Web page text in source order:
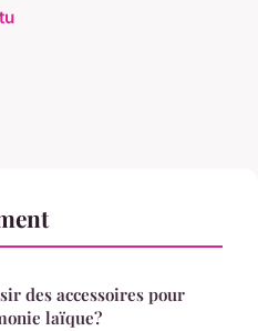
des accessoires pour
laïque?